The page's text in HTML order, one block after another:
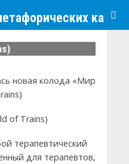
на чтение
новая колода «Мир
of Trains)
терапевтический
для терапевтов,